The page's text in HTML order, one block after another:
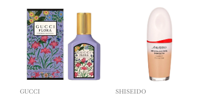
GUCCI SHISEIDO